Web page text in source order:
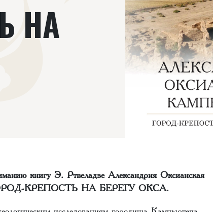
НА
книгу Э. Ртвеладзе Александрия Оксианская
КРЕПОСТЬ НА БЕРЕГУ ОКСА.